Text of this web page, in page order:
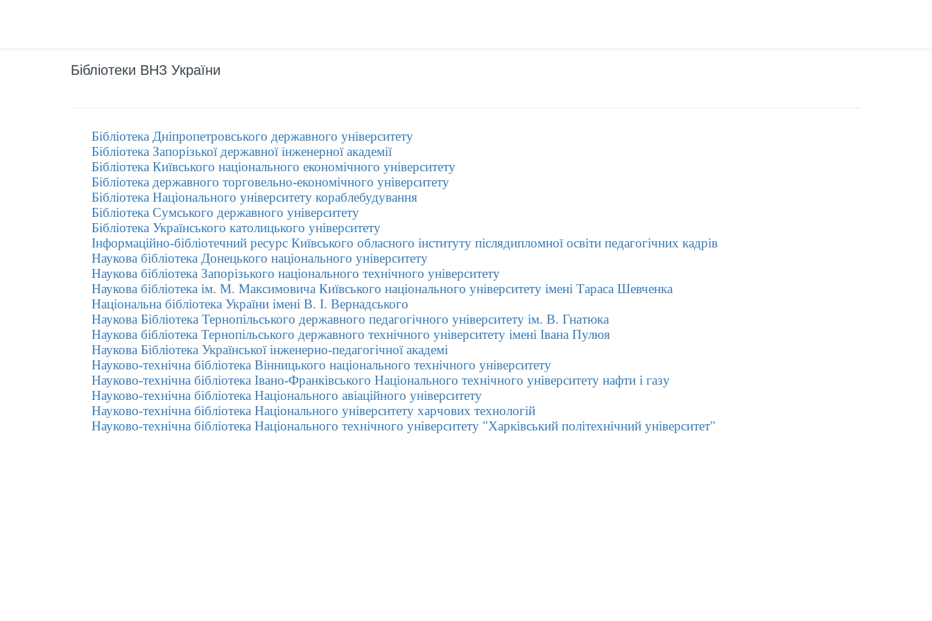
Бібліотеки ВНЗ України
Бібліотека Дніпропетровського державного університету
Бібліотека Запорізької державної інженерної академії
Бібліотека Київського національного економічного університету
Бібліотека державного торговельно-економічного університету
Бібліотека Національного університету кораблебудування
Бібліотека Сумського державного університету
Бібліотека Українського католицького університету
Інформаційно-бібліотечний ресурс Київського обласного інституту післядипломної освіти педагогічних кадрів
Наукова бібліотека Донецького національного університету
Наукова бібліотека Запорізького національного технічного університету
Наукова бібліотека ім. М. Максимовича Київського національного університету імені Тараса Шевченка
Національна бібліотека України імені В. І. Вернадського
Наукова Бібліотека Тернопільського державного педагогічного університету ім. В. Гнатюка
Наукова бібліотека Тернопільського державного технічного університету імені Івана Пулюя
Наукова Бібліотека Української інженерно-педагогічної академі
Науково-технічна бібліотека Вінницького національного технічного університету
Науково-технічна бібліотека Івано-Франківського Національного технічного університету нафти і газу
Науково-технічна бібліотека Національного авіаційного університету
Науково-технічна бібліотека Національного університету харчових технологій
Науково-технічна бібліотека Національного технічного університету "Харківський політехнічний університет"